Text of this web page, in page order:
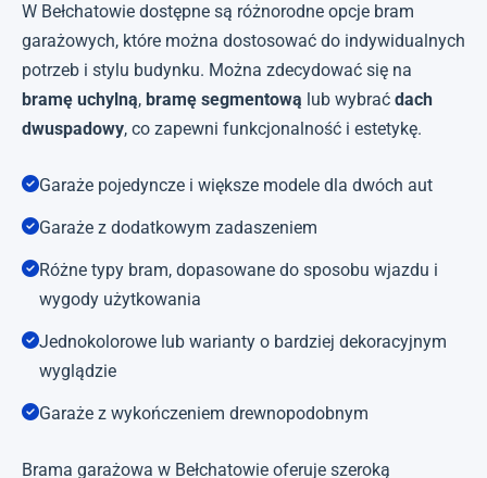
W Bełchatowie dostępne są różnorodne opcje bram
garażowych, które można dostosować do indywidualnych
potrzeb i stylu budynku. Można zdecydować się na
bramę uchylną, bramę segmentową lub wybrać dach
dwuspadowy, co zapewni funkcjonalność i estetykę.
Garaże pojedyncze i większe modele dla dwóch aut
Garaże z dodatkowym zadaszeniem
Różne typy bram, dopasowane do sposobu wjazdu i
wygody użytkowania
Jednokolorowe lub warianty o bardziej dekoracyjnym
wyglądzie
Garaże z wykończeniem drewnopodobnym
Brama garażowa w Bełchatowie oferuje szeroką